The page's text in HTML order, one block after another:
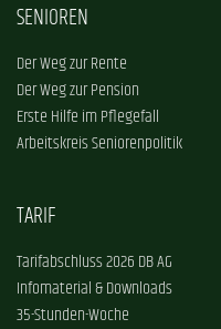
SENIOREN
Der Weg zur Rente
Der Weg zur Pension
Erste Hilfe im Pflegefall
Arbeitskreis Seniorenpolitik
TARIF
Tarifabschluss 2026 DB AG
Infomaterial & Downloads
35-Stunden-Woche